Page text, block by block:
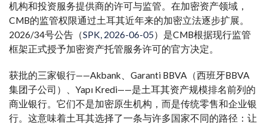
机构和投资服务提供商的许可与监管。在加密资产领域，
CMB的监管权限通过土耳其近年来的加密立法逐步扩展。
2026/34号公告（SPK, 2026-06-05）是CMB根据现行监管
框架正式授予加密资产托管服务许可的官方决定。
获批的三家银行——Akbank、Garanti BBVA（西班牙BBVA
集团子公司）、Yapı Kredi——是土耳其资产规模排名前列的
商业银行。它们不是加密原生机构，而是传统零售和企业银
行。这意味着土耳其选择了一条与许多国家不同的路径：让